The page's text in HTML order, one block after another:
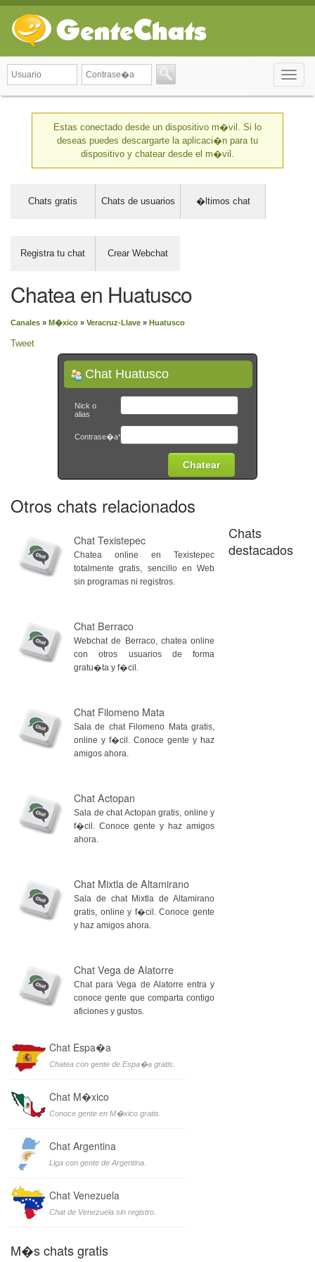
Toggle
Estas conectado desde un dispositivo m�vil. Si lo
deseas puedes descargarte la aplicaci�n para tu
dispositivo y chatear desde el m�vil.
Chats gratis Chats de usuarios �ltimos chat
Registra tu chat Crear Webchat
Chatea en Huatusco
Canales » M�xico » Veracruz-Llave » Huatusco
Tweet
Chat Huatusco
Nick o
alias
Contrase�a*
Otros chats relacionados
Chat Texistepec
Chatea online en Texistepec
totalmente gratis, sencillo en Web
sin programas ni registros.
Chat Berraco
Webchat de Berraco, chatea online
con otros usuarios de forma
gratu�ta y f�cil.
Chat Filomeno Mata
Sala de chat Filomeno Mata gratis,
online y f�cil. Conoce gente y haz
amigos ahora.
Chat Actopan
Sala de chat Actopan gratis, online y
f�cil. Conoce gente y haz amigos
ahora.
Chat Mixtla de Altamirano
Sala de chat Mixtla de Altamirano
gratis, online y f�cil. Conoce gente
y haz amigos ahora.
Chat Vega de Alatorre
Chat para Vega de Alatorre entra y
conoce gente que comparta contigo
aficiones y gustos.
Chats
destacados
Chat Espa�a
Chatea con gente de Espa�a gratis.
Chat M�xico
Conoce gente en M�xico gratis.
Chat Argentina
Liga con gente de Argentina.
Chat Venezuela
Chat de Venezuela sin registro.
M�s chats gratis